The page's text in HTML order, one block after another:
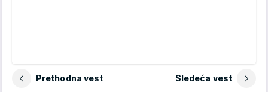
Prethodna vest Sledeća vest